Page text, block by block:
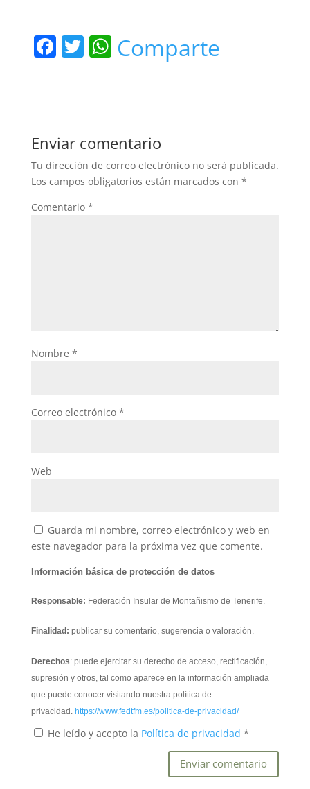
F
b
o
o
k
T W
A
p
p
Comparte
Enviar comentario
Tu dirección de correo electrónico no será publicada.
Los campos obligatorios están marcados con *
Comentario *
Nombre *
Correo electrónico *
Web
Guarda mi nombre, correo electrónico y web en
este navegador para la próxima vez que comente.
Información básica de protección de datos
Responsable: Federación Insular de Montañismo de Tenerife.
Finalidad: publicar su comentario, sugerencia o valoración.
Derechos: puede ejercitar su derecho de acceso, rectificación,
supresión y otros, tal como aparece en la información ampliada
que puede conocer visitando nuestra política de
privacidad. https://www.fedtfm.es/politica-de-privacidad/
He leído y acepto la Política de privacidad *